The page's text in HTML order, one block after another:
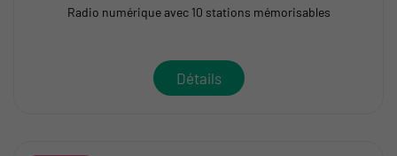
Radio numérique avec 10 stations mémorisables
Détails